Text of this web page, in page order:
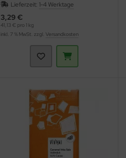
Lieferzeit: 1-4 Werktage
3,29 €
41,13 € pro 1 kg
inkl. 7 % MwSt. zzgl. Versandkosten